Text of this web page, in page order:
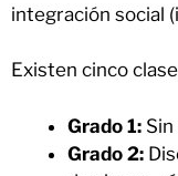
integración social
Existen cinco
Grado 1:
Grado 2: